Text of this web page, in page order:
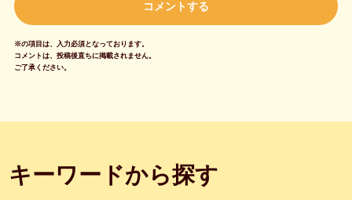
※の項目は、入力必須となっております。
コメントは、投稿後直ちに掲載されません。
ご了承ください。
キーワードから探す